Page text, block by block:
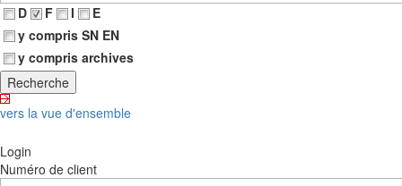
D
F I
E
y compris SN EN
y compris archives
vers la vue d'ensemble
Login
Numéro de client